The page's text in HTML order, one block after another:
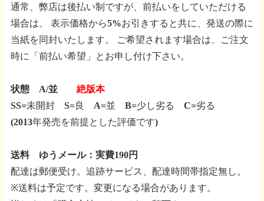
通常、弊店は後払い制ですが、前払いをしていただける
場合は、
表示価格から5%お引きすると共に、発送の際に
当紙を同封いたします。
ご希望されます場合は、ご注文
時に「前払い希望」とお申し付け下さい。
状態 A/並
絶版本
SS=未開封 S=良 A=並 B=少し劣る C=劣る
(2013年発売を前提とした評価です)
送料 ゆうメール：実費190円
配達は郵便受け。追跡サービス、配達時間帯指定無し。
※送料は予定です。変更になる場合があります。